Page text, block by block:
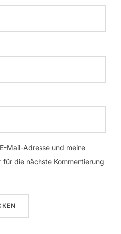
Mail-Adresse und meine
für die nächste Kommentierung